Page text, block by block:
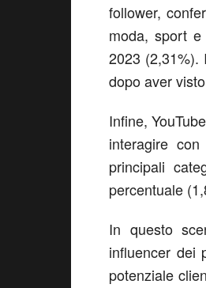
follower,
moda, sport
2023 (2,31%).
dopo aver
Infine,
interagire
principali
percentuale
In questo
influencer dei
potenziale